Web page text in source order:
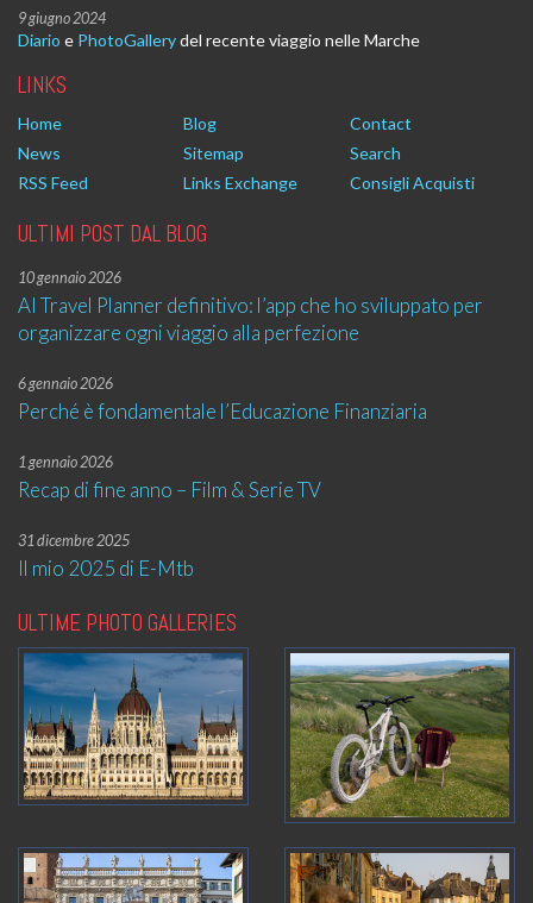
9 giugno 2024
Diario e PhotoGallerydel recente viaggio nelle Marche
LINKS
Home Blog
Contact
News
Sitemap
Search
RSS Feed
Links Exchange Consigli Acquisti
ULTIMI POST DAL BLOG
10 gennaio 2026
AI Travel Planner definitivo: l’app che ho sviluppato per
organizzare ogni viaggio alla perfezione
6 gennaio 2026
Perché è fondamentale l’Educazione Finanziaria
1 gennaio 2026
Recap di fine anno – Film & Serie TV
31 dicembre 2025
Il mio 2025 di E-Mtb
ULTIME PHOTO GALLERIES